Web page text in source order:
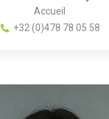
Accueil
+32 (0)478 78 05 58